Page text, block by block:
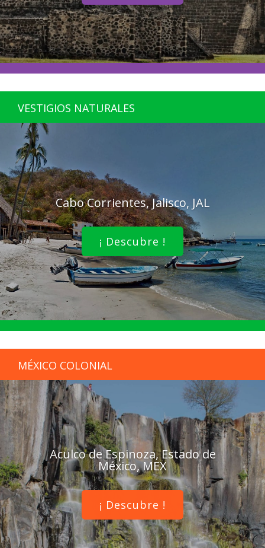
VESTIGIOS NATURALES
Cabo Corrientes, Jalisco, JAL
¡ Descubre !
MÉXICO COLONIAL
Aculco de Espinoza, Estado de
México, MEX
¡ Descubre !